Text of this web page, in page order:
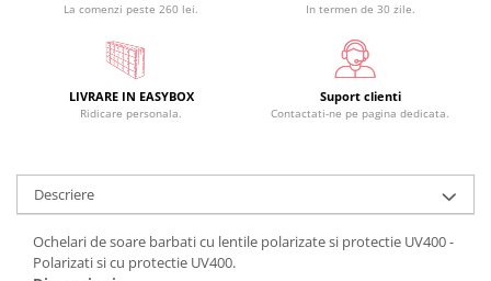
La comenzi peste 260 lei. In termen de 30 zile.
LIVRARE IN EASYBOX
Ridicare personala.
Suport clienti
Contactati-ne pe pagina dedicata.
Descriere
Ochelari de soare barbati cu lentile polarizate si protectie UV400 -
Polarizati si cu protectie UV400.